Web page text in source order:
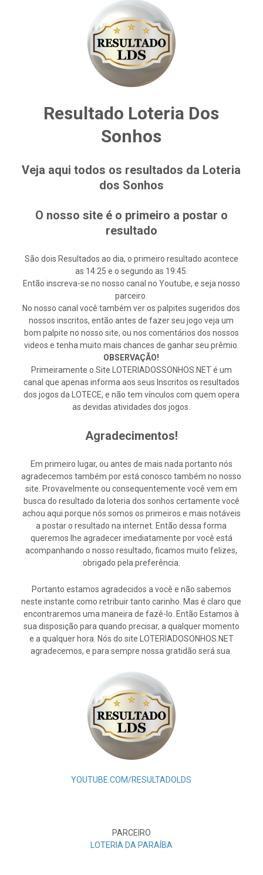
Resultado Loteria Dos
Sonhos
Veja aqui todos os resultados da Loteria
dos Sonhos
O nosso site é o primeiro a postar o
resultado
São dois Resultados ao dia, o primeiro resultado acontece
as 14:25 e o segundo as 19:45.
Então inscreva-se no nosso canal no Youtube, e seja nosso
parceiro.
No nosso canal você também ver os palpites sugeridos dos
nossos inscritos, então antes de fazer seu jogo veja um
bom palpite no nosso site, ou nos comentários dos nossos
videos e tenha muito mais chances de ganhar seu prêmio.
OBSERVAÇÃO!
Primeiramente o Site LOTERIADOSSONHOS.NET é um
canal que apenas informa aos seus Inscritos os resultados
dos jogos da LOTECE, e não tem vínculos com quem opera
as devidas atividades dos jogos.
Agradecimentos!
Em primeiro lugar, ou antes de mais nada portanto nós
agradecemos também por está conosco também no nosso
site. Provavelmente ou consequentemente você vem em
busca do resultado da loteria dos sonhos certamente você
achou aqui porque nós somos os primeiros e mais notáveis
a postar o resultado na internet. Então dessa forma
queremos lhe agradecer imediatamente por você está
acompanhando o nosso resultado, ficamos muito felizes,
obrigado pela preferência.
Portanto estamos agradecidos a você e não sabemos
neste instante como retribuir tanto carinho. Mas é claro que
encontraremos uma maneira de fazê-lo. Então Estamos à
sua disposição para quando precisar, a qualquer momento
e a qualquer hora. Nós do site LOTERIADOSONHOS.NET
agradecemos, e para sempre nossa gratidão será sua.
YOUTUBE.COM/RESULTADOLDS
PARCEIRO
LOTERIA DA PARAÍBA